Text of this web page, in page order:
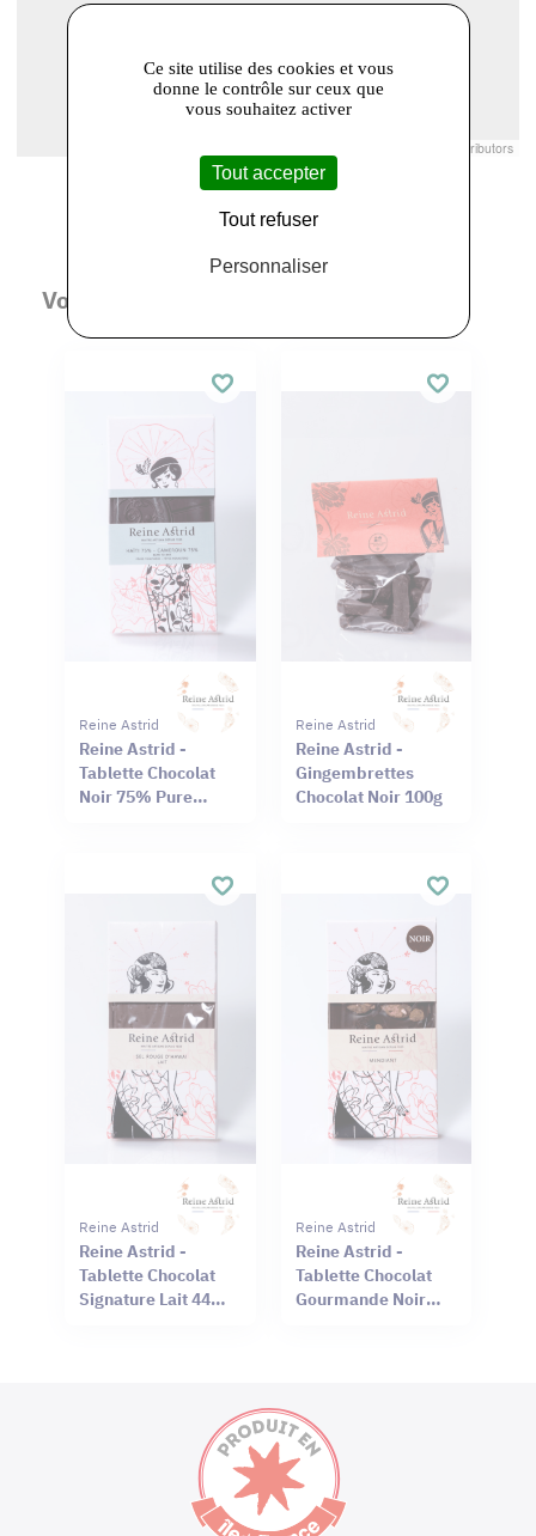
contributors
Vous aimerez aussi
Reine Astrid
Reine Astrid -
Tablette Chocolat
Noir 75% Pure
Reine Astrid
Reine Astrid -
Gingembrettes
Chocolat Noir 100g
Reine Astrid
Reine Astrid -
Tablette Chocolat
Signature Lait 44%
Reine Astrid
Reine Astrid -
Tablette Chocolat
Gourmande Noir
Ce site utilise des cookies et vous
donne le contrôle sur ceux que
vous souhaitez activer
Tout accepter
Tout refuser
Personnaliser